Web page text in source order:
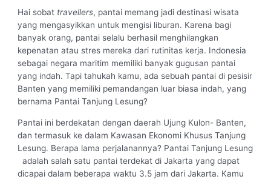
Hai sobat travellers, pantai memang jadi destinasi wisata
yang mengasyikkan untuk mengisi liburan. Karena bagi
banyak orang, pantai selalu berhasil menghilangkan
kepenatan atau stres mereka dari rutinitas kerja. Indonesia
sebagai negara maritim memiliki banyak gugusan pantai
yang indah. Tapi tahukah kamu, ada sebuah pantai di pesisir
Banten yang memiliki pemandangan luar biasa indah, yang
bernama Pantai Tanjung Lesung?
Pantai ini berdekatan dengan daerah Ujung Kulon- Banten,
dan termasuk ke dalam Kawasan Ekonomi Khusus Tanjung
Lesung. Berapa lama perjalanannya? Pantai Tanjung Lesung
adalah salah satu pantai terdekat di Jakarta yang dapat
dicapai dalam beberapa waktu 3.5 jam dari Jakarta. Kamu